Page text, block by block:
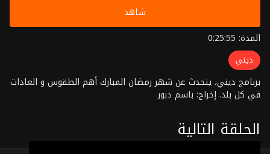
شاهد
المدة: 0:25:55
ديني
برنامج ديني، يتحدث عن شهر رمضان المبارك أهم الطقوس و العادات
في كل بلد. إخراج: باسم دبور
الحلقة التالية